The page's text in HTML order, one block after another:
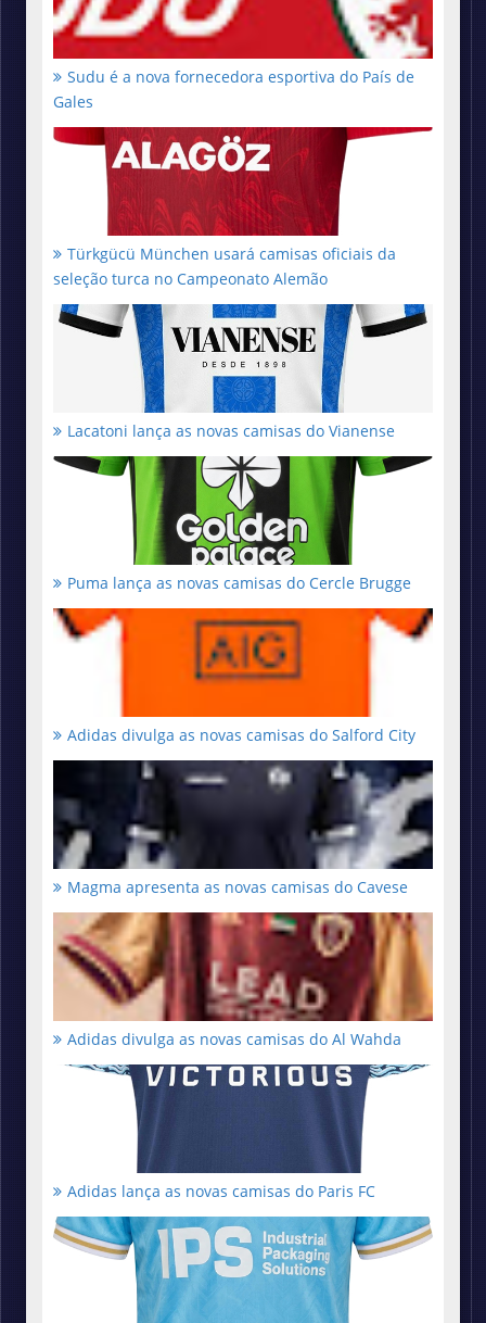
Sudu é a nova fornecedora esportiva do País de
Gales
Türkgücü München usará camisas oficiais da
seleção turca no Campeonato Alemão
Lacatoni lança as novas camisas do Vianense
Puma lança as novas camisas do Cercle Brugge
Adidas divulga as novas camisas do Salford City
Magma apresenta as novas camisas do Cavese
Adidas divulga as novas camisas do Al Wahda
Adidas lança as novas camisas do Paris FC